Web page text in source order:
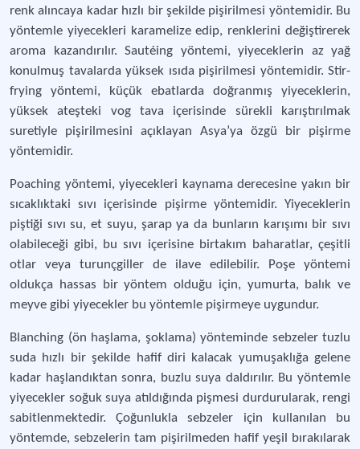
renk alıncaya kadar hızlı bir şekilde pişirilmesi yöntemidir. Bu
yöntemle yiyecekleri karamelize edip, renklerini değiştirerek
aroma kazandırılır. Sautéing yöntemi, yiyeceklerin az yağ
konulmuş tavalarda yüksek ısıda pişirilmesi yöntemidir. Stir-
frying yöntemi, küçük ebatlarda doğranmış yiyeceklerin,
yüksek ateşteki vog tava içerisinde sürekli karıştırılmak
suretiyle pişirilmesini açıklayan Asya’ya özgü bir pişirme
yöntemidir.
Poaching yöntemi, yiyecekleri kaynama derecesine yakın bir
sıcaklıktaki sıvı içerisinde pişirme yöntemidir. Yiyeceklerin
piştiği sıvı su, et suyu, şarap ya da bunların karışımı bir sıvı
olabileceği gibi, bu sıvı içerisine birtakım baharatlar, çeşitli
otlar veya turunçgiller de ilave edilebilir. Poşe yöntemi
oldukça hassas bir yöntem olduğu için, yumurta, balık ve
meyve gibi yiyecekler bu yöntemle pişirmeye uygundur.
Blanching (ön haşlama, şoklama) yönteminde sebzeler tuzlu
suda hızlı bir şekilde hafif diri kalacak yumuşaklığa gelene
kadar haşlandıktan sonra, buzlu suya daldırılır. Bu yöntemle
yiyecekler soğuk suya atıldığında pişmesi durdurularak, rengi
sabitlenmektedir. Çoğunlukla sebzeler için kullanılan bu
yöntemde, sebzelerin tam pişirilmeden hafif yeşil bırakılarak